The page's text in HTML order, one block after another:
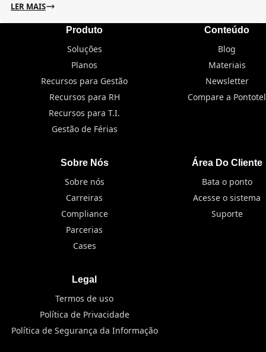
LER MAIS
Produto
Soluções
Planos
Recursos para Gestão
Recursos para RH
Recursos para T.I.
Gestão de Férias
Conteúdo
Blog
Materiais
Newsletter
Compare a Pontotel
Sobre Nós
Sobre nós
Carreiras
Compliance
Parcerias
Cases
Área Do Cliente
Bata o ponto
Acesse o sistema
Suporte
Legal
Termos de uso
Política de Privacidade
Política de Segurança da Informação